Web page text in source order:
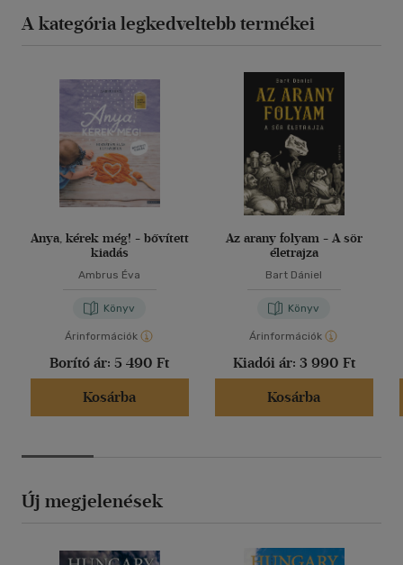
A kategória legkedveltebb termékei
Anya, kérek még! - bővített
kiadás
Ambrus Éva
Könyv
Árinformációk
Borító ár: 5 490 Ft
Kosárba
Az arany folyam - A sör
életrajza
Bart Dániel
Könyv
Árinformációk
Kiadói ár: 3 990 Ft
Kosárba
Új megjelenések